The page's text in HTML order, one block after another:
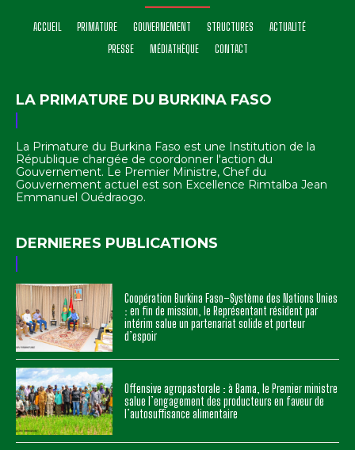
ACCUEIL PRIMATURE GOUVERNEMENT STRUCTURES
ACTUALITÉ
PRESSE
MÉDIATHÈQUE CONTACT
LA PRIMATURE DU BURKINA FASO
La Primature du Burkina Faso est une Institution de la
République chargée de coordonner l'action du
Gouvernement. Le Premier Ministre, Chef du
Gouvernement actuel est son Excellence Rimtalba Jean
Emmanuel Ouédraogo.
DERNIERES PUBLICATIONS
Coopération Burkina Faso–Système des Nations Unies
: en fin de mission, le Représentant résident par
intérim salue un partenariat solide et porteur
d’espoir
Offensive agropastorale : à Bama, le Premier ministre
salue l’engagement des producteurs en faveur de
l’autosuffisance alimentaire